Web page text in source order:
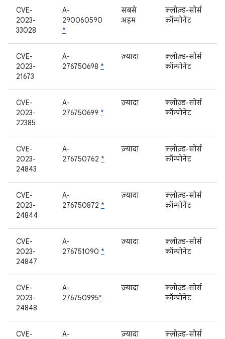
CVE-
2023-
33028
A-
290060590
*
सबसे
अहम
क्लोज़्ड-सोर्स
कॉम्पोनेंट
CVE-
2023-
21673
A-
276750698 *
ज़्यादा
क्लोज़्ड-सोर्स
कॉम्पोनेंट
CVE-
2023-
22385
A-
276750699 *
ज़्यादा
क्लोज़्ड-सोर्स
कॉम्पोनेंट
CVE-
2023-
24843
A-
276750762 *
ज़्यादा
क्लोज़्ड-सोर्स
कॉम्पोनेंट
CVE-
2023-
24844
A-
276750872 *
ज़्यादा
क्लोज़्ड-सोर्स
कॉम्पोनेंट
CVE-
2023-
24847
A-
276751090 *
ज़्यादा
क्लोज़्ड-सोर्स
कॉम्पोनेंट
CVE-
2023-
24848
A-
276750995*
ज़्यादा
क्लोज़्ड-सोर्स
कॉम्पोनेंट
CVE-
A-
ज़्यादा
क्लोज़्ड-सोर्स